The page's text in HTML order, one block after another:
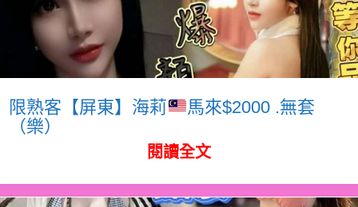
限熟客【屏東】海莉
馬來$2000 .無套
（樂）
閱讀全文